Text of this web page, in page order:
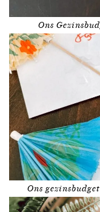
Ons
Ons